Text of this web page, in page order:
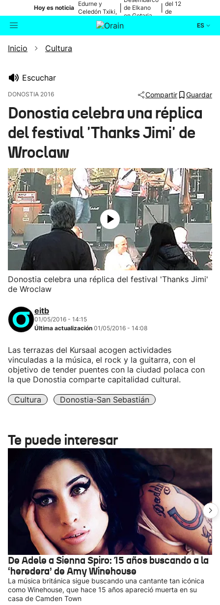
Hoy es noticia
Edurne y
Celedón Txiki,
en directo
de Elkano
en Getaria
del 12
de
ES
Buscador
Ikusmiran
Inicio Cultura
Escuchar
DONOSTIA 2016 Compartir Guardar
Donostia celebra una réplica
del festival 'Thanks Jimi' de
Wroclaw
Donostia celebra una réplica del festival 'Thanks Jimi'
de Wroclaw
eitb
01/05/2016 - 14:15
Última actualización 01/05/2016 - 14:08
Las terrazas del Kursaal acogen actividades
vinculadas a la música, el rock y la guitarra, con el
objetivo de tender puentes con la ciudad polaca con
la que Donostia comparte capitalidad cultural.
Cultura Donostia-San Sebastián
Te puede interesar
De Adele a Sienna Spiro: 15 años buscando a la
‘heredera’ de Amy Winehouse
La música británica sigue buscando una cantante tan icónica
como Winehouse, que hace 15 años apareció muerta en su
casa de Camden Town